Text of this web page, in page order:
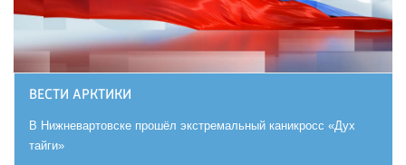
ВЕСТИ АРКТИКИ
В Нижневартовске прошёл экстремальный каникросс «Дух
тайги»